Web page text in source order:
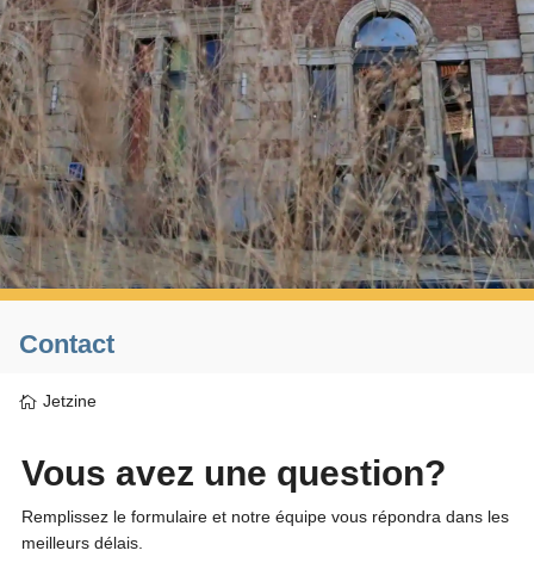
Contact
Jetzine
Vous avez une question?
Remplissez le formulaire et notre équipe vous répondra dans les
meilleurs délais.